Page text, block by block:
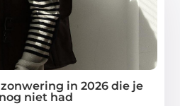
in 2026 die je
niet had